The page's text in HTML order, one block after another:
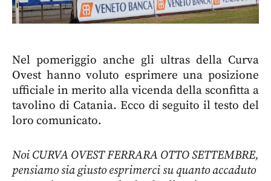
Nel pomeriggio anche gli ultras della Curva
Ovest hanno voluto esprimere una posizione
ufficiale in merito alla vicenda della sconfitta a
tavolino di Catania. Ecco di seguito il testo del
loro comunicato.
Noi CURVA OVEST FERRARA OTTO SETTEMBRE,
pensiamo sia giusto esprimerci su quanto accaduto